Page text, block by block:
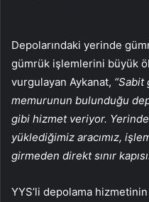
Depolarındaki yerinde
gümrük işlemlerini büyük
vurgulayan Aykanat,
memurunun bulunduğu
gibi hizmet veriyor.
yüklediğimiz aracımız,
girmeden direkt sınır
YYS’li depolama